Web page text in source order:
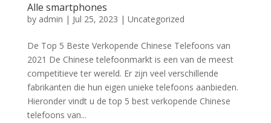
Alle smartphones
by admin | Jul 25, 2023 | Uncategorized
De Top 5 Beste Verkopende Chinese Telefoons van
2021 De Chinese telefoonmarkt is een van de meest
competitieve ter wereld. Er zijn veel verschillende
fabrikanten die hun eigen unieke telefoons aanbieden.
Hieronder vindt u de top 5 best verkopende Chinese
telefoons van...